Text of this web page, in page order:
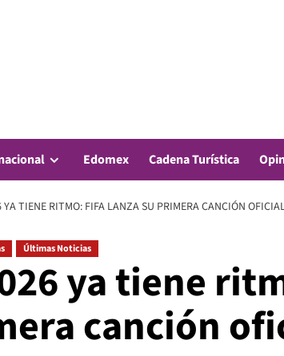
Edomex Cadena Turística
TIENE RITMO: FIFA LANZA SU PRIMERA CANCIÓN
Últimas Noticias
ya tiene
canción